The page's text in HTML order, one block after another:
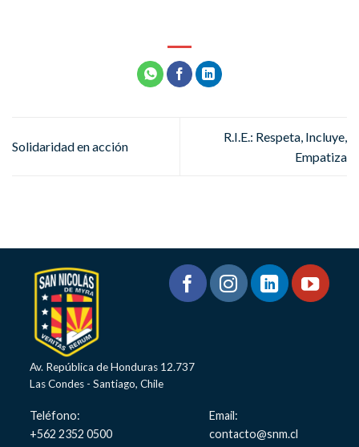
Solidaridad en acción
R.I.E.: Respeta, Incluye,
Empatiza
Av. República de Honduras 12.737
Las Condes - Santiago, Chile
Teléfono:
+562 2352 0500
Email:
contacto@snm.cl